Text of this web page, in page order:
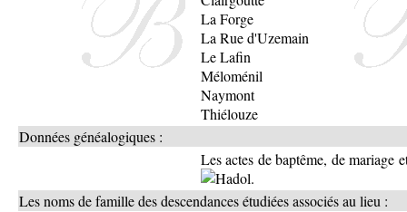
La Forge
La Rue d'Uzemain
Le Lafin
Méloménil
Naymont
Thiélouze
Données généalogiques :
Les actes de baptême, de mariage
.
Les noms de famille des descendances étudiées associés au lieu :